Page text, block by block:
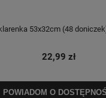
53x32cm (48
22,99 zł
POWIADOM O